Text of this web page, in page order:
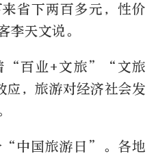
省下两百多元，性价
天文说。
“百业+文旅”“文旅
，旅游对经济社会发
“中国旅游日”。各地